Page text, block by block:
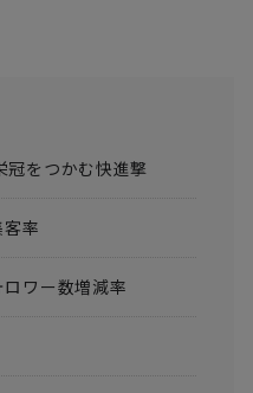
冠をつかむ快進撃
率
ワー数増減率